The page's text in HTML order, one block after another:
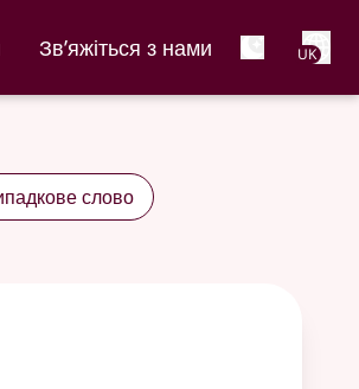
Зв’яжіться з нами UK
слово